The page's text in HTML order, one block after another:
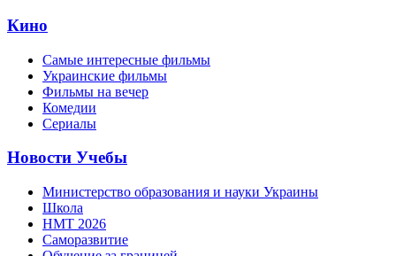
Кино
Самые интересные фильмы
Украинские фильмы
Фильмы на вечер
Комедии
Сериалы
Новости Учебы
Министерство образования и науки Украины
Школа
НМТ 2026
Саморазвитие